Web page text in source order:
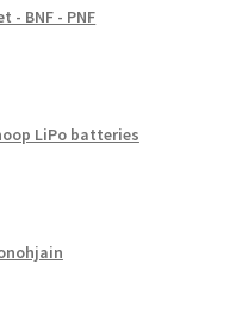
- BNF - PNF
LiPo batteries